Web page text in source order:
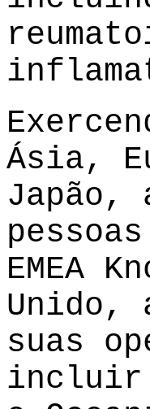
Ásia,
Japão,
EMEA
Unido,
suas
incluir